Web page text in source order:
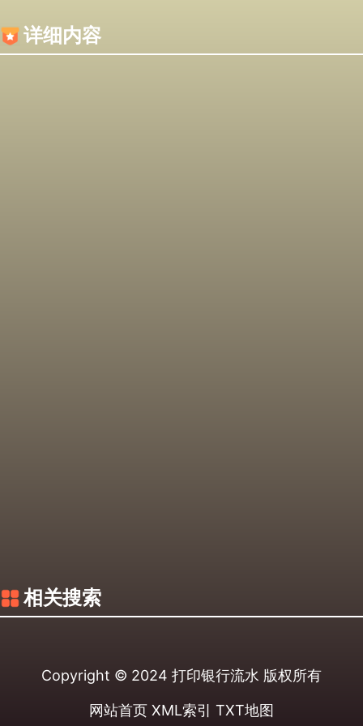
详细内容
相关搜索
Copyright © 2024 打印银行流水 版权所有
网站首页 XML索引 TXT地图